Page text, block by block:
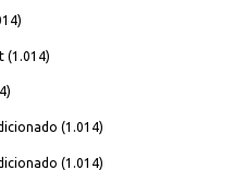
(1.014)
(1.014)
(1.014)